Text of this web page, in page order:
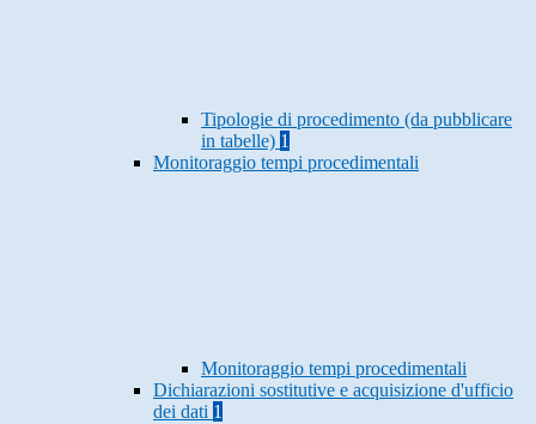
Tipologie di procedimento (da pubblicare
in tabelle) 1
Monitoraggio tempi procedimentali
Monitoraggio tempi procedimentali
Dichiarazioni sostitutive e acquisizione d'ufficio
dei dati 1